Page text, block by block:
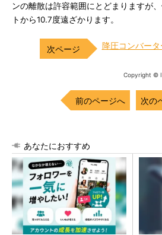
ンの離散は許容範囲にとどまりますが
トから10.7度遠ざかります。
降圧コンバー
Copyright ©
前のページへ 次の
あなたにおすすめ